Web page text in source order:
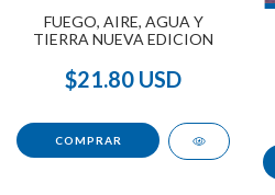
FUEGO, AIRE, AGUA Y
TIERRA NUEVA EDICION
$21.80 USD